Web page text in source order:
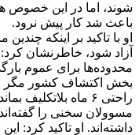
شوند، اما در این خصوص
باعث شد کار پیش نرود.
او با تاکید بر اینکه
آزاد شود، خاطرنشان
محدوده‌ها برای عموم
بخش اکتشاف کشور مگر
راحتی ۶ ماه
مسوولان سخنی را
داشته‌اند. او تاکید کرد: